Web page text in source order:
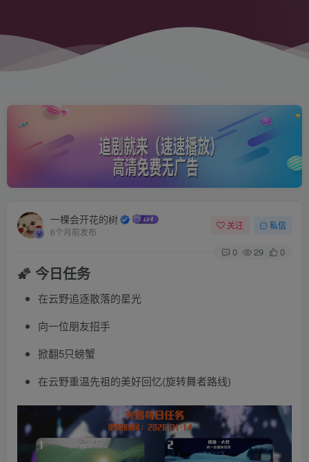
一棵会开花的树
6个月前发布
关注 私信
0 29 0
🌠 今日任务
在云野追逐散落的星光
向一位朋友招手
掀翻5只螃蟹
在云野重温先祖的美好回忆(旋转舞者路线)